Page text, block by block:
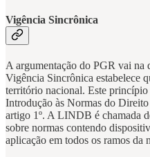
Vigência Sincrônica
A argumentação do PGR vai na
Vigência Sincrônica estabelece
território nacional. Este
Introdução às Normas do
artigo 1º. A LINDB é chamada
sobre normas contendo
aplicação em todos os ramos da